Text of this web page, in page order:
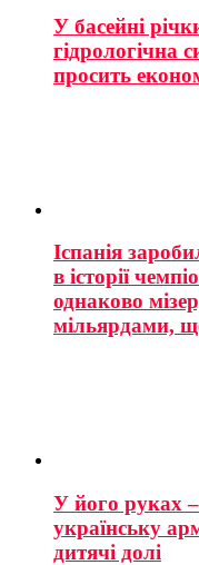
У басейні
гідрологічна
просить
Іспанія
в історії
однаково
мільярдами,
У його руках –
українську
дитячі долі